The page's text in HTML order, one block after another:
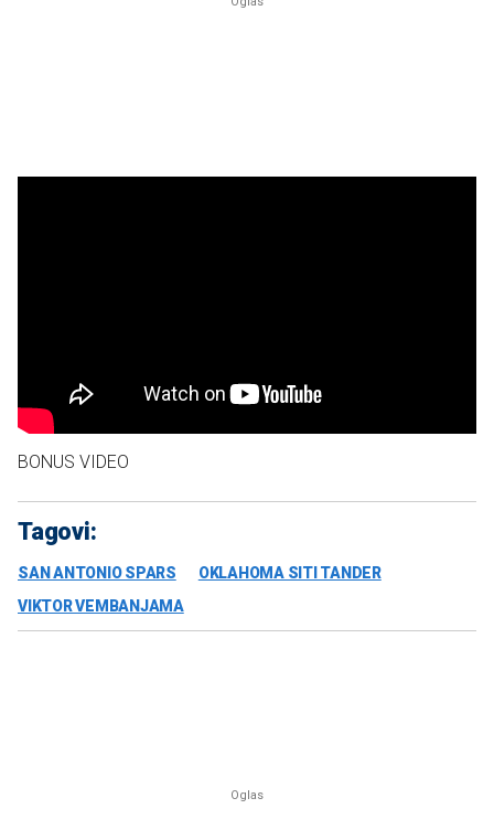
BONUS VIDEO
Tagovi:
SAN ANTONIO SPARS
OKLAHOMA SITI TANDER
VIKTOR VEMBANJAMA